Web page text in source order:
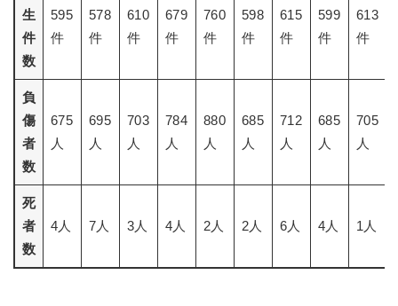
生
件
数
595
件
578
件
610
件
679
件
760
件
598
件
615
件
599
件
613
件
負
傷
者
数
675
人
695
人
703
人
784
人
880
人
685
人
712
人
685
人
705
人
死
者
数
4人 7人 3人 4人 2人 2人 6人 4人 1人